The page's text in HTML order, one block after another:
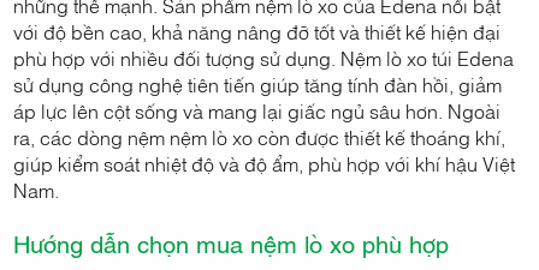
với độ bền cao, khả năng nâng đỡ tốt và thiết kế hiện đại
phù hợp với nhiều đối tượng sử dụng. Nệm lò xo túi Edena
sử dụng công nghệ tiên tiến giúp tăng tính đàn hồi, giảm
áp lực lên cột sống và mang lại giấc ngủ sâu hơn. Ngoài
ra, các dòng nệm nệm lò xo còn được thiết kế thoáng khí,
giúp kiểm soát nhiệt độ và độ ẩm, phù hợp với khí hậu Việt
Nam.
Hướng dẫn chọn mua nệm lò xo phù hợp